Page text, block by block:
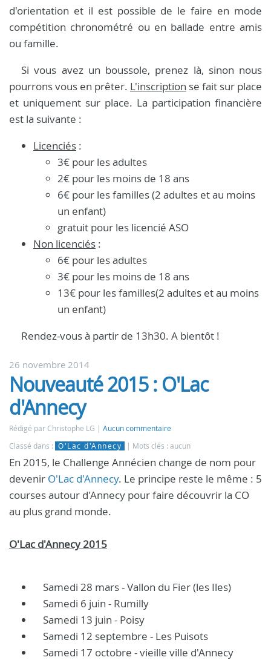
d'orientation et il est possible de le faire en mode
compétition chronométré ou en ballade entre amis
ou famille.
Si vous avez un boussole, prenez là, sinon nous
pourrons vous en prêter. L'inscription se fait sur place
et uniquement sur place. La participation financière
est la suivante :
Licenciés :
3€ pour les adultes
2€ pour les moins de 18 ans
6€ pour les familles (2 adultes et au moins
un enfant)
gratuit pour les licencié ASO
Non licenciés :
6€ pour les adultes
3€ pour les moins de 18 ans
13€ pour les familles(2 adultes et au moins
un enfant)
Rendez-vous à partir de 13h30. A bientôt !
26 novembre 2014
Nouveauté 2015 : O'Lac
d'Annecy
Rédigé par Christophe LG
Aucun commentaire
Classé dans : O'Lac d'Annecy Mots clés : aucun
En 2015, le Challenge Annécien change de nom pour
devenir O'Lac d'Annecy. Le principe reste le même : 5
courses autour d'Annecy pour faire découvrir la CO
au plus grand monde.
O'Lac d'Annecy 2015
Samedi 28 mars - Vallon du Fier (les Iles)
Samedi 6 juin - Rumilly
Samedi 13 juin - Poisy
Samedi 12 septembre - Les Puisots
Samedi 17 octobre - vieille ville d'Annecy